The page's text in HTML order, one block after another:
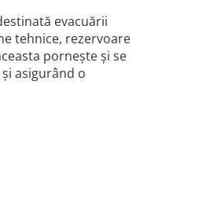
evacuării
tehnice, rezervoare
pornește și se
asigurând o